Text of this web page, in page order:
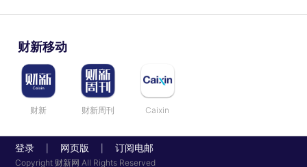
财新移动
财新 财新周刊 Caixin
登录 网页版 订阅电邮
Copyright 财新网 All Rights Reserved